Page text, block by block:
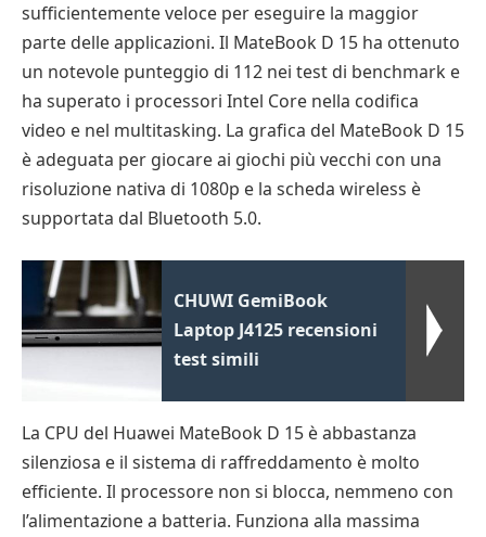
sufficientemente veloce per eseguire la maggior
parte delle applicazioni. Il MateBook D 15 ha ottenuto
un notevole punteggio di 112 nei test di benchmark e
ha superato i processori Intel Core nella codifica
video e nel multitasking. La grafica del MateBook D 15
è adeguata per giocare ai giochi più vecchi con una
risoluzione nativa di 1080p e la scheda wireless è
supportata dal Bluetooth 5.0.
CHUWI GemiBook
Laptop J4125 recensioni
test simili
La CPU del Huawei MateBook D 15 è abbastanza
silenziosa e il sistema di raffreddamento è molto
efficiente. Il processore non si blocca, nemmeno con
l’alimentazione a batteria. Funziona alla massima